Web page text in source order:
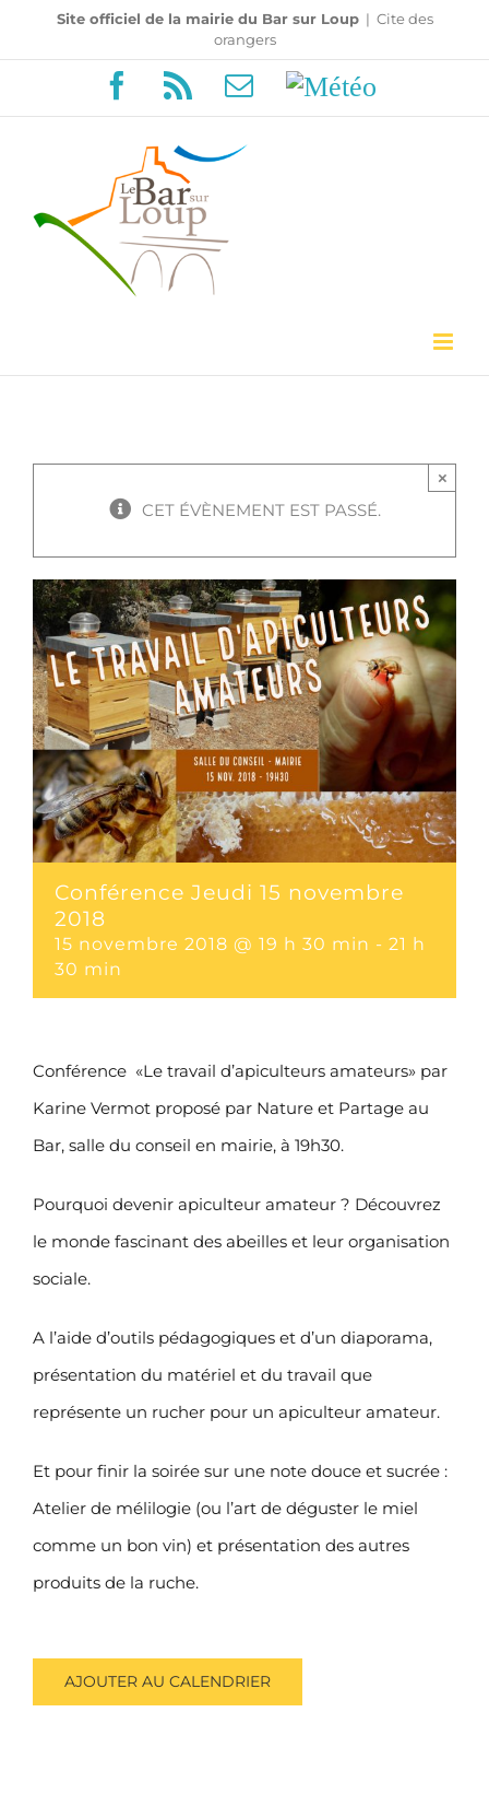
au
Site officiel de la mairie du Bar sur Loup | Cite des
orangers
Facebook
Rss EmailMétéo
CET ÉVÈNEMENT EST PASSÉ.
×
Conférence Jeudi 15 novembre
2018
15 novembre 2018 @ 19 h 30 min - 21 h
30 min
Conférence «Le travail d’apiculteurs amateurs» par
Karine Vermot proposé par Nature et Partage au
Bar, salle du conseil en mairie, à 19h30.
Pourquoi devenir apiculteur amateur ? Découvrez
le monde fascinant des abeilles et leur organisation
sociale.
A l’aide d’outils pédagogiques et d’un diaporama,
présentation du matériel et du travail que
représente un rucher pour un apiculteur amateur.
Et pour finir la soirée sur une note douce et sucrée :
Atelier de mélilogie (ou l’art de déguster le miel
comme un bon vin) et présentation des autres
produits de la ruche.
AJOUTER AU CALENDRIER